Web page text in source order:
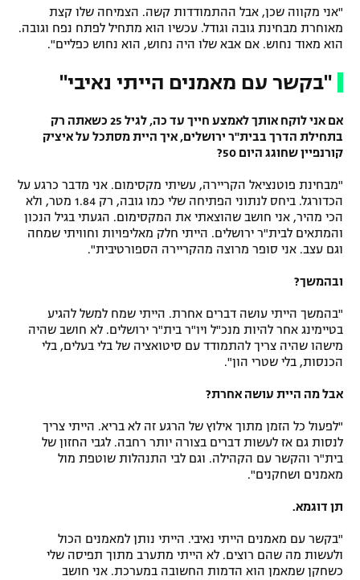
"אני מקווה שכן, אבל ההתמודדות קשה. הצמיחה שלו קצת
מאוחרת מבחינת גובה וגודל. עכשיו הוא מתחיל לפתח נפח וגובה.
הוא מאוד נחוש. אם אבא שלו היה נחוש, הוא נחוש כפליים".
"בקשר עם מאמנים הייתי נאיבי"
אם אני לוקח אותך לאמצע חייך עד כה, לגיל 25 כשאתה רק
בתחילת הדרך בבית"ר ירושלים, איך היית מסתכל על איציק
קורנפיין שחוגג היום 50?
"מבחינת פוטנציאל הקריירה, עשיתי מקסימום. אני מדבר כרגע על
הכדורגל. ביחס לנתוני הפתיחה שלי כמו גובה, רק 1.84 מטר, ולא
הכי מהיר, אני חושב שהוצאתי את המקסימום. הגעתי בגיל הנכון
והמתאים לבית"ר ירושלים. הייתי חלק מאליפויות וחוויתי שמחה
וגם עצב. אני סופר מרוצה מהקריירה הספורטיבית".
ובהמשך?
"בהמשך הייתי עושה דברים אחרת. הייתי שמח למשל להגיע
בטיימינג אחר להיות מנכ"ל ויו"ר בית"ר ירושלים. לא חושב שהיה
מישהו שהיה צריך להתמודד עם סיטואציה של בלי בעלים, בלי
הכנסות, בלי שטרי הון".
אבל מה היית עושה אחרת?
"לפעול כל הזמן מתוך אילוץ של הרגע זה לא בריא. הייתי צריך
לנסות גם אז לעשות דברים בצורה יותר רחבה. לגבי החזון של
בית"ר והקשר עם הקהילה. וגם לבי התנהלות שוטפת מול
מאמנים ושחקנים".
תן דוגמא.
"בקשר עם מאמנים הייתי נאיבי. הייתי נותן למאמנים הכול
ולעשות מה שהם רוצים. לא הייתי מתערב מתוך תפיסה שלי
כשחקן שמאמן הוא הדמות החשובה במערכת. אני חושב